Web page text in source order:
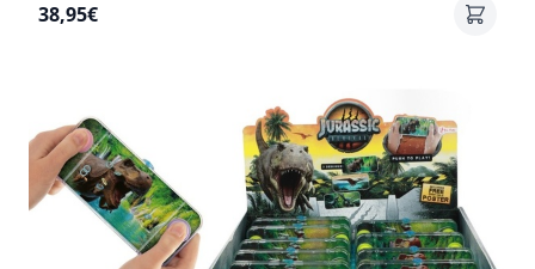
38,95€